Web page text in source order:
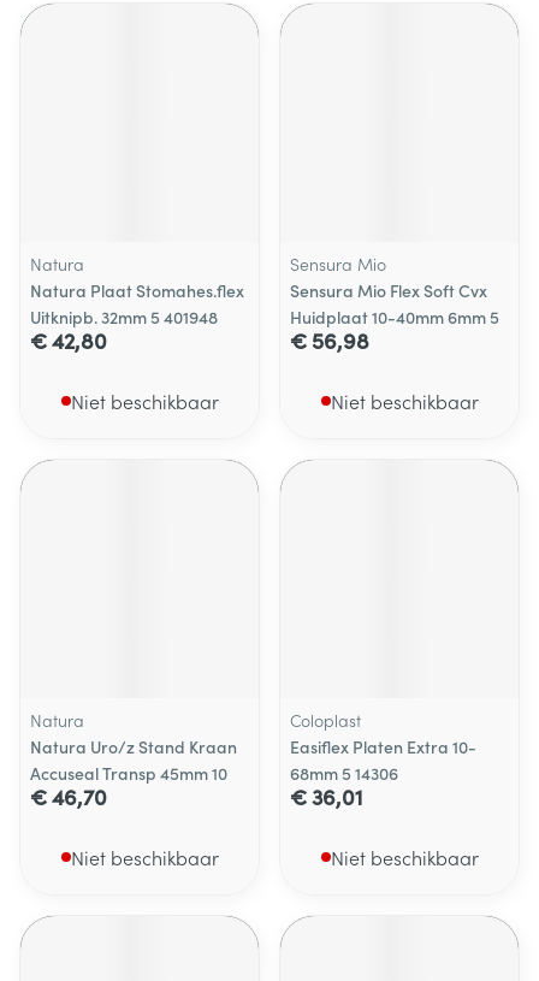
Natura
Natura Plaat Stomahes.flex
Uitknipb. 32mm 5 401948
€ 42,80
Niet beschikbaar
Sensura Mio
Sensura Mio Flex Soft Cvx
Huidplaat 10-40mm 6mm 5
€ 56,98
Niet beschikbaar
Natura
Natura Uro/z Stand Kraan
Accuseal Transp 45mm 10
€ 46,70
Niet beschikbaar
Coloplast
Easiflex Platen Extra 10-
68mm 5 14306
€ 36,01
Niet beschikbaar